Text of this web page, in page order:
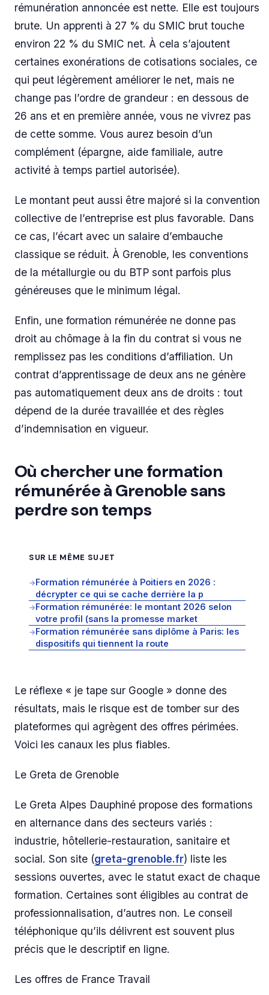
rémunération annoncée est nette. Elle est toujours
brute. Un apprenti à 27 % du SMIC brut touche
environ 22 % du SMIC net. À cela s’ajoutent
certaines exonérations de cotisations sociales, ce
qui peut légèrement améliorer le net, mais ne
change pas l’ordre de grandeur : en dessous de
26 ans et en première année, vous ne vivrez pas
de cette somme. Vous aurez besoin d’un
complément (épargne, aide familiale, autre
activité à temps partiel autorisée).
Le montant peut aussi être majoré si la convention
collective de l’entreprise est plus favorable. Dans
ce cas, l’écart avec un salaire d’embauche
classique se réduit. À Grenoble, les conventions
de la métallurgie ou du BTP sont parfois plus
généreuses que le minimum légal.
Enfin, une formation rémunérée ne donne pas
droit au chômage à la fin du contrat si vous ne
remplissez pas les conditions d’affiliation. Un
contrat d’apprentissage de deux ans ne génère
pas automatiquement deux ans de droits : tout
dépend de la durée travaillée et des règles
d’indemnisation en vigueur.
Où chercher une formation
rémunérée à Grenoble sans
perdre son temps
SUR LE MÊME SUJET
→Formation rémunérée à Poitiers en 2026 :
décrypter ce qui se cache derrière la p
→Formation rémunérée: le montant 2026 selon
votre profil (sans la promesse market
→Formation rémunérée sans diplôme à Paris: les
dispositifs qui tiennent la route
Le réflexe « je tape sur Google » donne des
résultats, mais le risque est de tomber sur des
plateformes qui agrègent des offres périmées.
Voici les canaux les plus fiables.
Le Greta de Grenoble
Le Greta Alpes Dauphiné propose des formations
en alternance dans des secteurs variés :
industrie, hôtellerie-restauration, sanitaire et
social. Son site (greta-grenoble.fr) liste les
sessions ouvertes, avec le statut exact de chaque
formation. Certaines sont éligibles au contrat de
professionnalisation, d’autres non. Le conseil
téléphonique qu’ils délivrent est souvent plus
précis que le descriptif en ligne.
Les offres de France Travail